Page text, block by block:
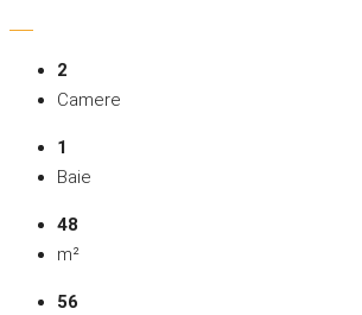
2
Camere
1
Baie
48
m²
56